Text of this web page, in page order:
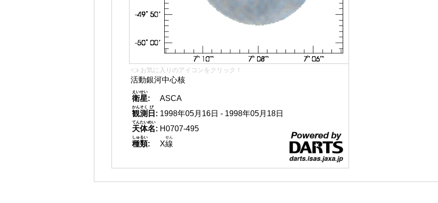
👈 お気に入りのアイコンをクリック！
活動銀河中心核
衛星
えいせい
:
ASCA
観測
かんそく
日
び
: 1998年05月16日 - 1998年05月18日
天体名
てんたいめい
: H0707-495
種類
しゅるい
: X線
せん